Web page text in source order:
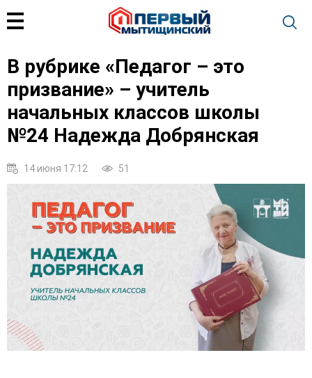
В рубрике «Педагог – это
призвание» – учитель
начальных классов школы
№24 Надежда Добрянская
14 июня 17:12 51